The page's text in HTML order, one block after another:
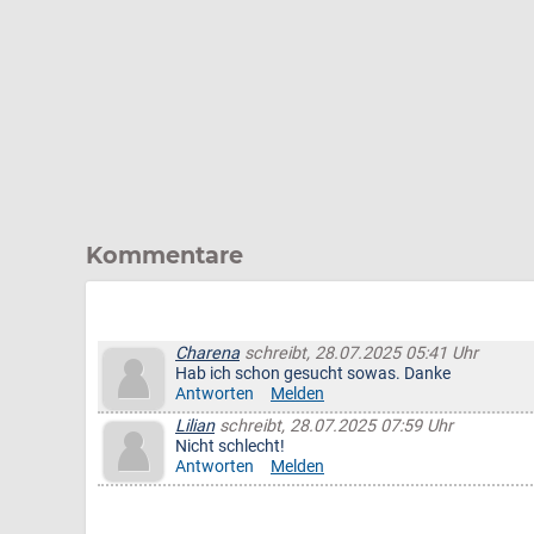
Kommentare
Charena schreibt, 28.07.2025 05:41 Uhr
Hab ich schon gesucht sowas. Danke
Antworten
Melden
Lilianschreibt, 28.07.2025 07:59 Uhr
Nicht schlecht!
Antworten
Melden